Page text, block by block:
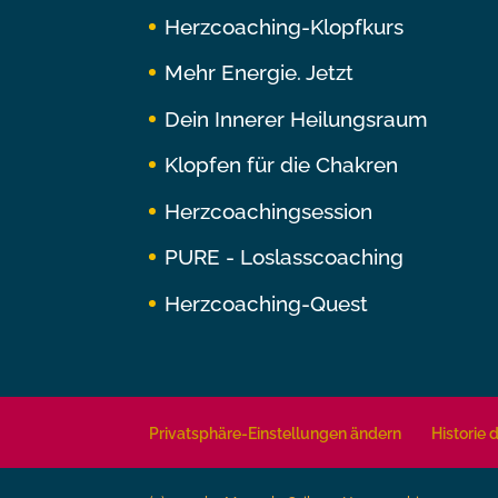
Herzcoaching-Klopfkurs
Mehr Energie. Jetzt
Dein Innerer Heilungsraum
Klopfen für die Chakren
Herzcoachingsession
PURE - Loslasscoaching
Herzcoaching-Quest
Privatsphäre-Einstellungen ändern Historie